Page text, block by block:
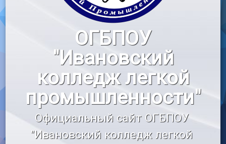
Воспитательная работа
«Профессионалы»
«Профессионалитет»
Образовательный кредит
ОГБПОУ
"Ивановский
колледж легкой
промышленности"
Официальный сайт ОГБПОУ
"Ивановский колледж легкой